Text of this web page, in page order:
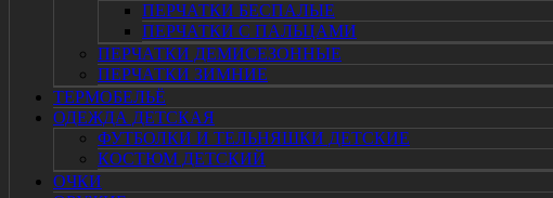
ПЕРЧАТКИ БЕСПАЛЫЕ
ПЕРЧАТКИ С ПАЛЬЦАМИ
ПЕРЧАТКИ ДЕМИСЕЗОННЫЕ
ПЕРЧАТКИ ЗИМНИЕ
ТЕРМОБЕЛЬЁ
ОДЕЖДА ДЕТСКАЯ
ФУТБОЛКИ И ТЕЛЬНЯШКИ ДЕТСКИЕ
КОСТЮМ ДЕТСКИЙ
ОЧКИ